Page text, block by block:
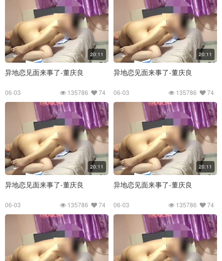
20:11
异地恋见面来事了-董庆良
74
135786
06-03
20:11
异地恋见面来事了-董庆良
74
135786
06-03
20:11
异地恋见面来事了-董庆良
74
135786
06-03
20:11
异地恋见面来事了-董庆良
74
135786
06-03